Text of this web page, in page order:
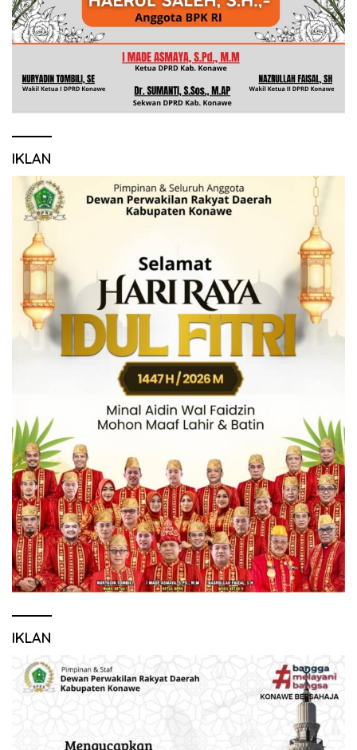
IKLAN
IKLAN